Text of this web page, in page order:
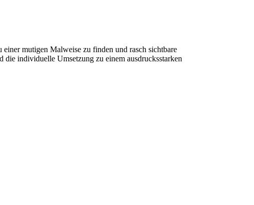
mutigen Malweise zu finden und rasch sichtbare
individuelle Umsetzung zu einem ausdrucksstarken